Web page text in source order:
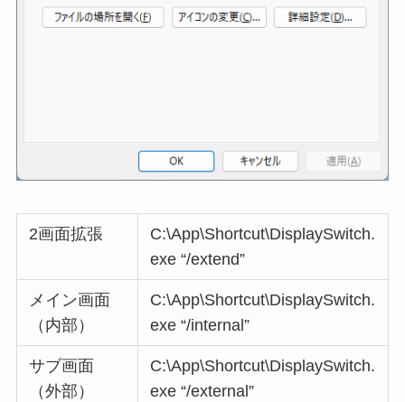
2画面拡張
C:\App\Shortcut\DisplaySwitch.
exe “/extend”
メイン画面
（内部）
C:\App\Shortcut\DisplaySwitch.
exe “/internal”
サブ画面
（外部）
C:\App\Shortcut\DisplaySwitch.
exe “/external”